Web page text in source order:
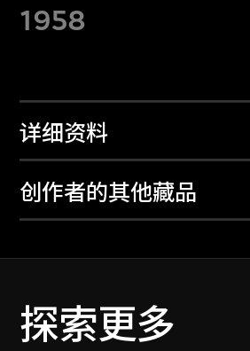
1958
详细资料
创作者的其他藏品
探索更多